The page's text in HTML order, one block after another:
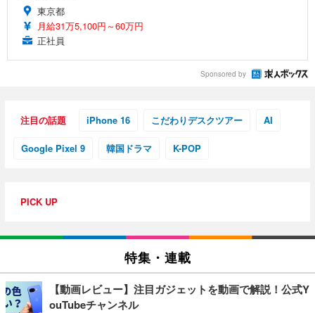
東京都
月給31万5,100円～60万円
正社員
Sponsored by
注目の話題 iPhone 16 こだわりデスクツアー AI
Google Pixel 9 韓国ドラマ K-POP
PICK UP
特集・連載
【動画レビュー】注目ガジェットを動画で解説！公式Y
ouTubeチャンネル